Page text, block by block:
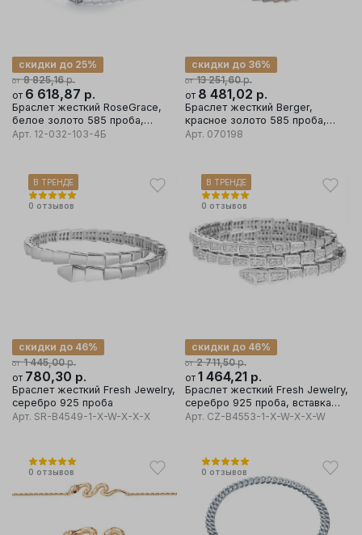
от 8 825,16р.
скидки до 25%
от 6 618,87 р.
Браслет жесткий RoseGrace,
белое золото 585 проба,
вставка бриллиант
Арт. 12-032-103-4Б
от 13 251,60р.
скидки до 36%
от 8 481,02 р.
Браслет жесткий Berger,
красное золото 585 проба,
вставка фианит
Арт. 070198
В ТРЕНДЕ
0 отзывов
от 1 445,00р.
скидки до 46%
от 780,30 р.
Браслет жесткий Fresh Jewelry,
серебро 925 проба
Арт. SR-B4549-1-X-W-X-X-X
В ТРЕНДЕ
0 отзывов
от 2 711,50р.
скидки до 46%
от 1 464,21 р.
Браслет жесткий Fresh Jewelry,
серебро 925 проба, вставка
фианит
Арт. CZ-B4553-1-X-W-X-X-W
0 отзывов 0 отзывов